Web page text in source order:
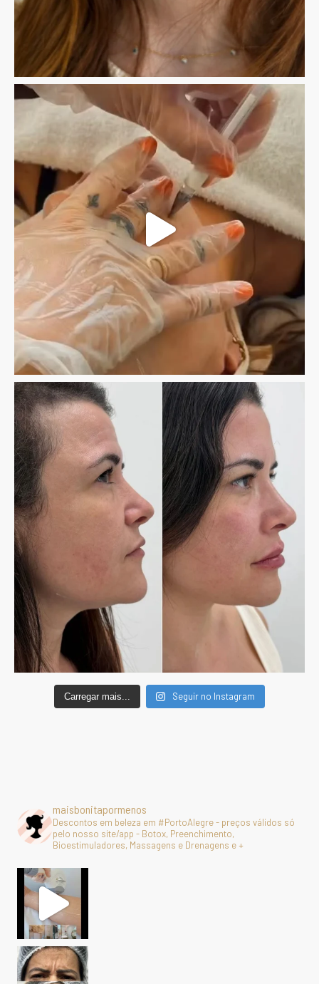
Carregar mais... Seguir no Instagram
maisbonitapormenos
Descontos em beleza em #PortoAlegre - preços válidos só
pelo nosso site/app - Botox, Preenchimento,
Bioestimuladores, Massagens e Drenagens e +